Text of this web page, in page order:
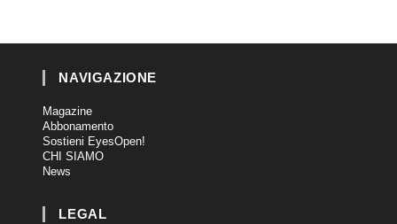
NAVIGAZIONE
Magazine
Abbonamento
Sostieni EyesOpen!
CHI SIAMO
News
LEGAL